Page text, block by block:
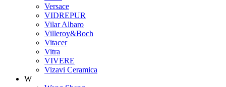
Versace
VIDREPUR
Vilar Albaro
Villeroy&Boch
Vitacer
Vitra
VIVERE
Vizavi Ceramica
W